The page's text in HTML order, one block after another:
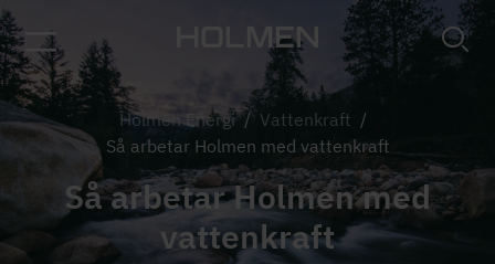
Holmen Energi / Vattenkraft /
Så arbetar Holmen med vattenkraft
Så arbetar Holmen med
vattenkraft